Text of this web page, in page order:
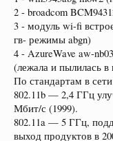
2 - broadcom
3 - модуль wi-fi
гв- режимы abgn)
4 - AzureWave aw-
(лежала и пылилась в
По стандартам в
802.11b — 2,4 ГГц
Мбит/с (1999).
802.11a — 5 ГГц,
выход продуктов в